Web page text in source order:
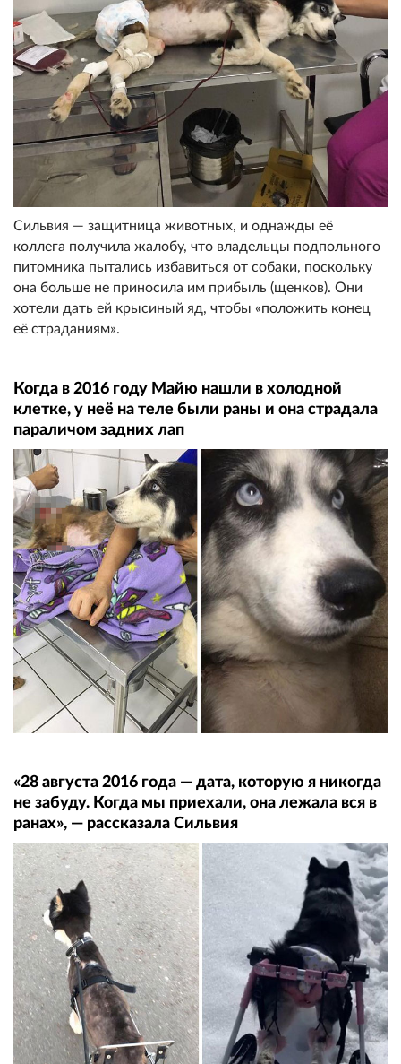
Сильвия — защитница животных, и однажды её
коллега получила жалобу, что владельцы подпольного
питомника пытались избавиться от собаки, поскольку
она больше не приносила им прибыль (щенков). Они
хотели дать ей крысиный яд, чтобы «положить конец
её страданиям».
Когда в 2016 году Майю нашли в холодной
клетке, у неё на теле были раны и она страдала
параличом задних лап
«28 августа 2016 года — дата, которую я никогда
не забуду. Когда мы приехали, она лежала вся в
ранах», — рассказала Сильвия